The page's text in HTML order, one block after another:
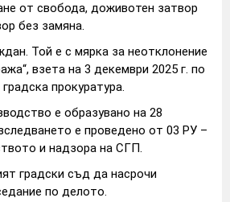
от свобода, доживотен затвор
без замяна.
Той е с мярка за неотклонение
взета на 3 декември 2025 г. по
прокуратура.
е образувано на 28
е проведено от 03 РУ –
и надзора на СГП.
градски съд да насрочи
по делото.